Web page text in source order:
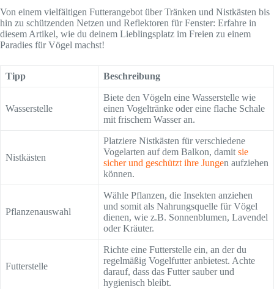
Von einem vielfältigen Futterangebot über Tränken und Nistkästen bis
hin zu schützenden Netzen und Reflektoren für Fenster: Erfahre in
diesem Artikel, wie du deinem Lieblingsplatz im Freien zu einem
Paradies für Vögel machst!
Tipp Beschreibung
Wasserstelle
Biete den Vögeln eine Wasserstelle wie
einen Vogeltränke oder eine flache Schale
mit frischem Wasser an.
Nistkästen
Platziere Nistkästen für verschiedene
Vogelarten auf dem Balkon, damit sie
sicher und geschützt ihre Jungen aufziehen
können.
Pflanzenauswahl
Wähle Pflanzen, die Insekten anziehen
und somit als Nahrungsquelle für Vögel
dienen, wie z.B. Sonnenblumen, Lavendel
oder Kräuter.
Futterstelle
Richte eine Futterstelle ein, an der du
regelmäßig Vogelfutter anbietest. Achte
darauf, dass das Futter sauber und
hygienisch bleibt.